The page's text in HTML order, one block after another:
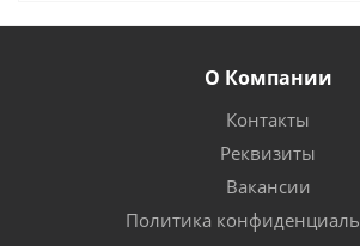
О Компании
Контакты
Реквизиты
Вакансии
Политика